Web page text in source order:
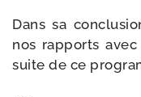
Dans sa
nos rap­ports
suite de ce